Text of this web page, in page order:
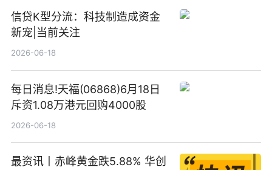
信贷K型分流：科技制造成资金
新宠|当前关注
2026-06-18
每日消息!天福(06868)6月18日
斥资1.08万港元回购4000股
2026-06-18
最资讯丨赤峰黄金跌5.88% 华创